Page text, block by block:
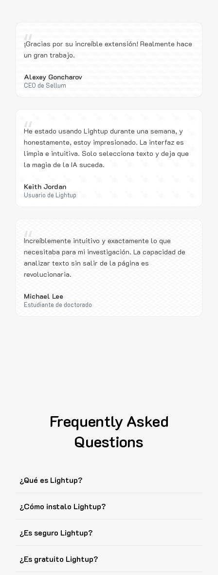
“
¡Gracias por su increíble extensión! Realmente hace
un gran trabajo.
Alexey Goncharov
CEO de Sellum
“
He estado usando Lightup durante una semana, y
honestamente, estoy impresionado. La interfaz es
limpia e intuitiva. Solo selecciona texto y deja que
la magia de la IA suceda.
Keith Jordan
Usuario de Lightup
“
Increíblemente intuitivo y exactamente lo que
necesitaba para mi investigación. La capacidad de
analizar texto sin salir de la página es
revolucionaria.
Michael Lee
Estudiante de doctorado
Frequently Asked
Questions
¿Qué es Lightup?
¿Cómo instalo Lightup?
¿Es seguro Lightup?
¿Es gratuito Lightup?